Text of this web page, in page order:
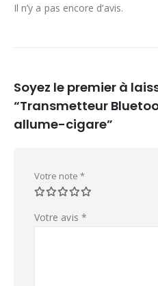
Il n’y a pas encore d’avis.
Soyez le premier à
“Transmetteur
allume-cigare”
Votre note *
Votre avis *